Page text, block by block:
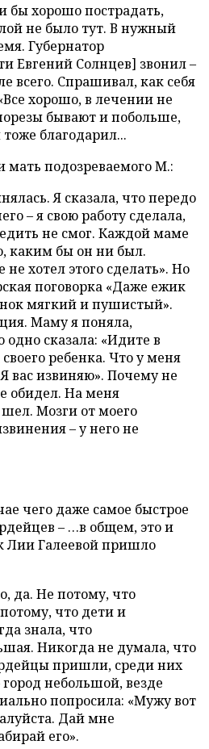
бы хорошо пострадать,
не было тут. В нужный
Губернатор
Евгений Солнцев] звонил –
всего. Спрашивал, как себя
хорошо, в лечении не
бывают и побольше,
благодарил...
мать подозреваемого М.:
Я сказала, что передо
– я свою работу сделала,
не смог. Каждой маме
каким бы он ни был.
хотел этого сделать». Но
поговорка «Даже ежик
мягкий и пушистый».
Маму я поняла,
сказала: «Идите в
ребенка. Что у меня
вас извиняю». Почему не
обидел. На меня
Мозги от моего
– у него не
чего даже самое быстрое
– …в общем, это и
Лии Галеевой пришло
да. Не потому, что
что дети и
знала, что
Никогда не думала, что
пришли, среди них
небольшой, везде
попросила: «Мужу вот
Дай мне
его».